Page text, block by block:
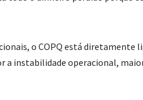
o COPQ está diretamente
a instabilidade operacional,